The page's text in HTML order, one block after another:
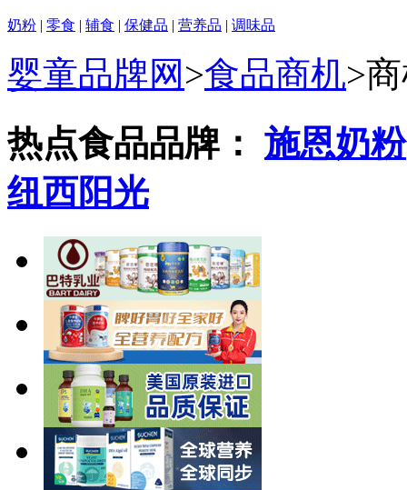
奶粉 | 零食 | 辅食 | 保健品 | 营养品 | 调味品
婴童品牌网 >食品商机>
热点食品品牌： 施恩奶粉
纽西阳光